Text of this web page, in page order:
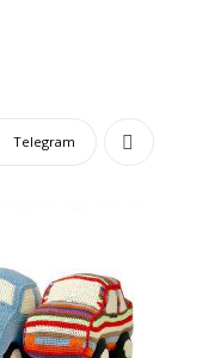
Telegram